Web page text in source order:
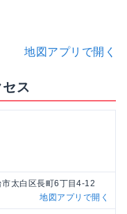
地図アプリで開く
ス
太白区長町6丁目4-12
地図アプリで開く